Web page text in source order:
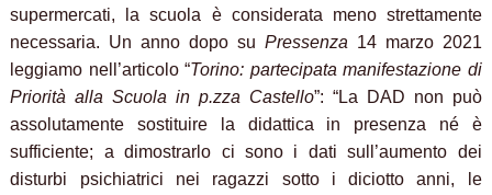
supermercati, la scuola è considerata meno strettamente
necessaria. Un anno dopo su Pressenza 14 marzo 2021
leggiamo nell’articolo “Torino: partecipata manifestazione di
Priorità alla Scuola in p.zza Castello”: “La DAD non può
assolutamente sostituire la didattica in presenza né è
sufficiente; a dimostrarlo ci sono i dati sull’aumento dei
disturbi psichiatrici nei ragazzi sotto i diciotto anni, le